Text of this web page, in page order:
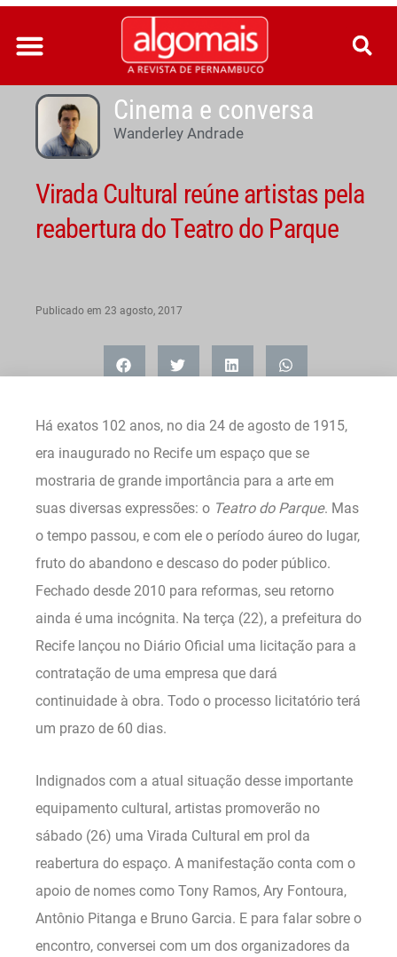
Ir
para
conteúdo
Cinema e conversa
Wanderley Andrade
Virada Cultural reúne artistas pela
reabertura do Teatro do Parque
Publicado em 23 agosto, 2017
Há exatos 102 anos, no dia 24 de agosto de 1915,
era inaugurado no Recife um espaço que se
mostraria de grande importância para a arte em
suas diversas expressões: o Teatro do Parque. Mas
o tempo passou, e com ele o período áureo do lugar,
fruto do abandono e descaso do poder público.
Fechado desde 2010 para reformas, seu retorno
ainda é uma incógnita. Na terça (22), a prefeitura do
Recife lançou no Diário Oficial uma licitação para a
contratação de uma empresa que dará
continuidade à obra. Todo o processo licitatório terá
um prazo de 60 dias.
Indignados com a atual situação desse importante
equipamento cultural, artistas promoverão no
sábado (26) uma Virada Cultural em prol da
reabertura do espaço. A manifestação conta com o
apoio de nomes como Tony Ramos, Ary Fontoura,
Antônio Pitanga e Bruno Garcia. E para falar sobre o
encontro, conversei com um dos organizadores da